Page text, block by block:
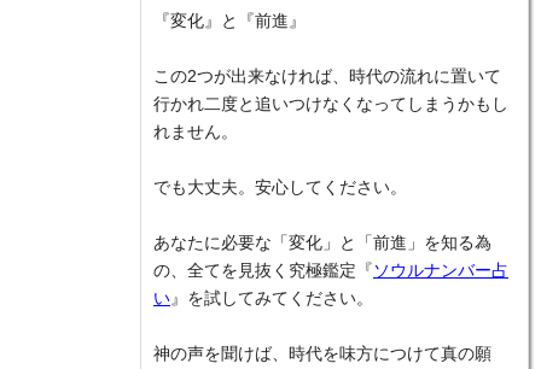
『変化』と『前進』
この2つが出来なければ、時代の流れに置いて
行かれ二度と追いつけなくなってしまうかもし
れません。
でも大丈夫。安心してください。
あなたに必要な「変化」と「前進」を知る為
の、全てを見抜く究極鑑定『 ソウルナンバー占
い 』を試してみてください。
神の声を聞けば、時代を味方につけて真の願